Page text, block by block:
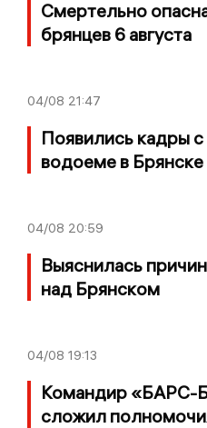
Смертельно
брянцев 6 августа
04/08 21:47
Появились кадры
водоеме в Брянске
04/08 20:59
Выяснилась
над Брянском
04/08 19:13
Командир «БАРС-
сложил